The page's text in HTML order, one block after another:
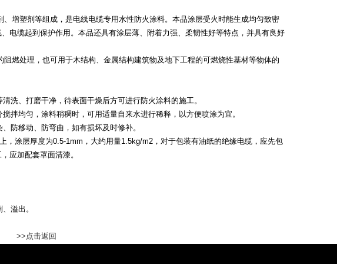
塑剂等组成，是电线电缆专用水性防火涂料。本品涂层受火时能生成均匀致密
电缆起到保护作用。本品还具有涂层薄、附着力强、柔韧性好等特点，并具有良好
处理，也可用于木结构、金属结构建筑物及地下工程的可燃烧性基材等物体的
、打磨干净，待表面干燥后方可进行防火涂料的施工。
均匀，涂料稍稠时，可用适量自来水进行稀释，以方便喷涂为宜。
移动、防弯曲，如有损坏及时修补。
涂层厚度为0.5-1mm，大约用量1.5kg/m2，对于包装有油纸的绝缘电缆，应先包
应加配套罩面清漆。
溢出。
>>点击返回